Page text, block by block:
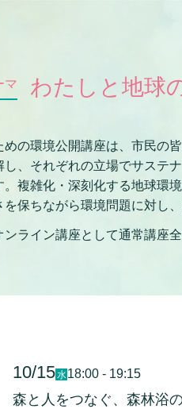
マ わたしと地球
めの環境公開講座は、市民の
し、それぞれの立場でサステ
。複雑化・深刻化する地球環
を保ちながら環境問題に対し
ンライン講座として通常講座
10/15水 18:00 - 19:15
森と人をつなぐ、森林浴